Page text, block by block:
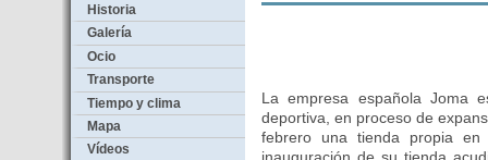
Historia
Galería
Ocio
Transporte
Tiempo y clima
Mapa
Vídeos
La empresa española Joma
deportiva, en proceso de
febrero una tienda propia